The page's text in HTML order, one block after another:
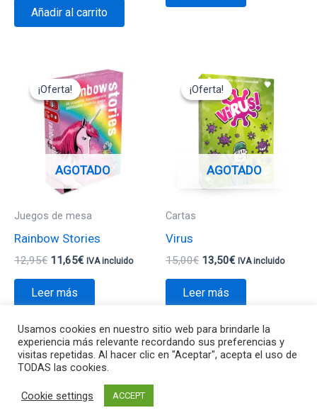
Añadir al carrito
¡Oferta!
AGOTADO
¡Oferta!
Juegos de mesa
Rainbow Stories
12,95€
precio
original
era:
12,95€.
11,65€
El
precio
actual
es:
11,65€.
IVA incluido
Leer más
¡Oferta!
AGOTADO
¡Oferta!
Cartas
Virus
15,00€
precio
original
era:
15,00€.
13,50€
precio
actual
es:
13,50€.
IVA incluido
Leer más
Tema Astra para WordPress
Usamos cookies en nuestro sitio web para brindarle la
experiencia más relevante recordando sus preferencias y
visitas repetidas. Al hacer clic en "Aceptar", acepta el uso de
TODAS las cookies.
Cookie settings ACCEPT